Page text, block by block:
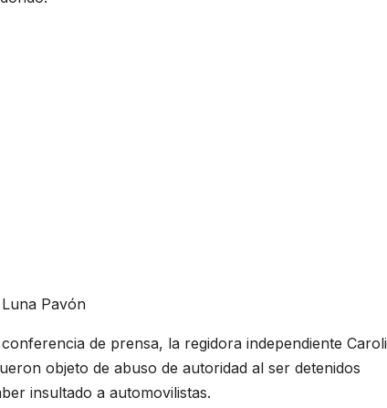
Pavón
de prensa, la regidora independiente
objeto de abuso de autoridad al ser detenidos
insultado a automovilistas.